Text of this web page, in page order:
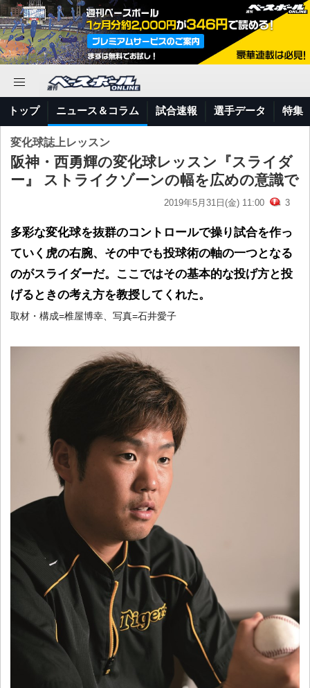
トップ ニュース＆コラム 試合速報 選手データ 特集
変化球誌上レッスン
阪神・西勇輝の変化球レッスン『スライダ
ー』 ストライクゾーンの幅を広めの意識で
2019年5月31日(金) 11:00 3
多彩な変化球を抜群のコントロールで操り試合を作っ
ていく虎の右腕、その中でも投球術の軸の一つとなる
のがスライダーだ。ここではその基本的な投げ方と投
げるときの考え方を教授してくれた。
取材・構成=椎屋博幸、写真=石井愛子